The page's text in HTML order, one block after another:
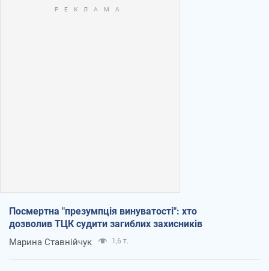
Посмертна "презумпція винуватості": хто
дозволив ТЦК судити загиблих захисників
Марина Ставнійчук 1,6 т.